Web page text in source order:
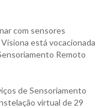
com sensores
está vocacionada
Remoto
de Sensoriamento
virtual de 29